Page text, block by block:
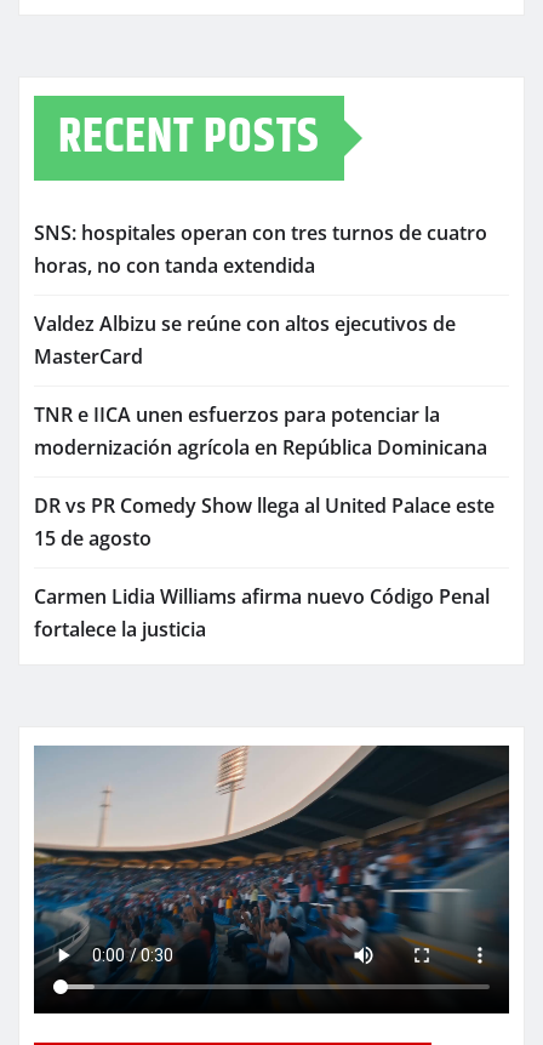
RECENT POSTS
SNS: hospitales operan con tres turnos de cuatro
horas, no con tanda extendida
Valdez Albizu se reúne con altos ejecutivos de
MasterCard
TNR e IICA unen esfuerzos para potenciar la
modernización agrícola en República Dominicana
DR vs PR Comedy Show llega al United Palace este
15 de agosto
Carmen Lidia Williams afirma nuevo Código Penal
fortalece la justicia